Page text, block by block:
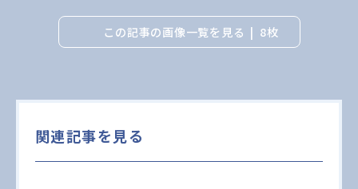
この記事の画像一覧を見る 8枚
関連記事を見る